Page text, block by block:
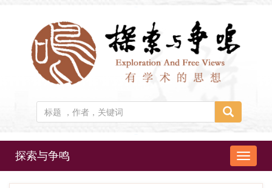
导
航
探索与争鸣